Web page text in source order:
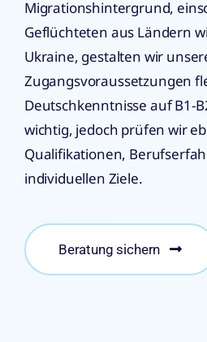
Migrationshintergrund,
Geflüchteten aus Ländern
Ukraine, gestalten wir
Zugangsvoraussetzungen
Deutschkenntnisse auf B1-
wichtig, jedoch prüfen wir
Qualifikationen,
individuellen Ziele.
Beratung sichern